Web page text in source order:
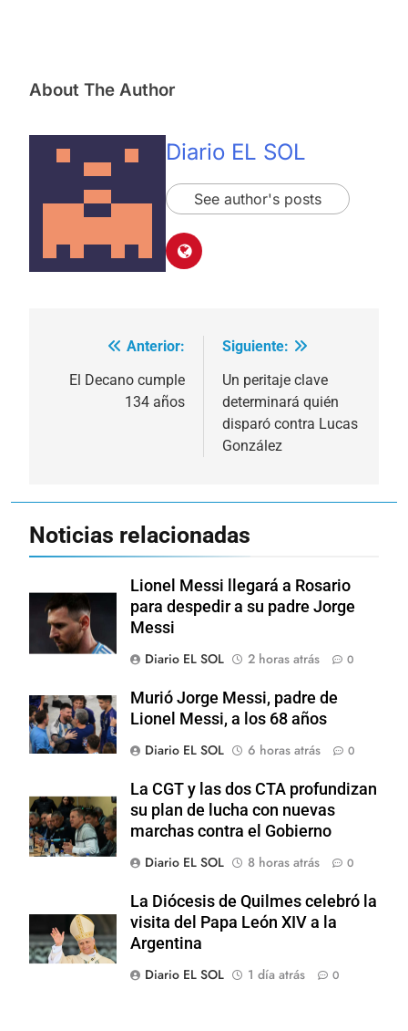
About The Author
Diario EL SOL
See author's posts
Navegación
de
Anterior:
El Decano cumple
134 años
Siguiente:
Un peritaje clave
determinará quién
disparó contra Lucas
González
Noticias relacionadas
Lionel Messi llegará a Rosario
para despedir a su padre Jorge
Messi
Diario EL SOL
2 horas atrás 0
Murió Jorge Messi, padre de
Lionel Messi, a los 68 años
Diario EL SOL
6 horas atrás 0
La CGT y las dos CTA profundizan
su plan de lucha con nuevas
marchas contra el Gobierno
Diario EL SOL
8 horas atrás 0
La Diócesis de Quilmes celebró la
visita del Papa León XIV a la
Argentina
Diario EL SOL
1 día atrás 0